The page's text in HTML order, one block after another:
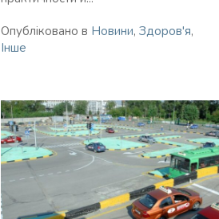
Опубліковано в Новини, Здоров'я,
Інше